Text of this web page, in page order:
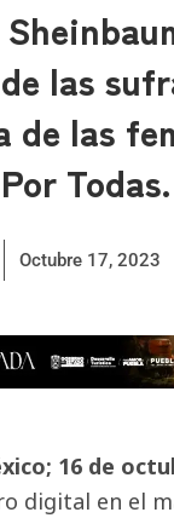
las
de las
Todas.
Octubre 17, 2023
16 de
digital en el